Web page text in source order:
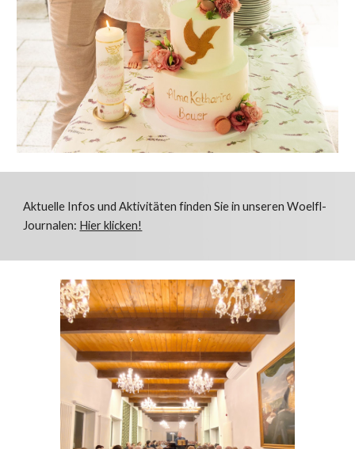
Aktuelle Infos und Aktivitäten finden Sie in unseren Woelfl-
Journalen: Hier klicken!